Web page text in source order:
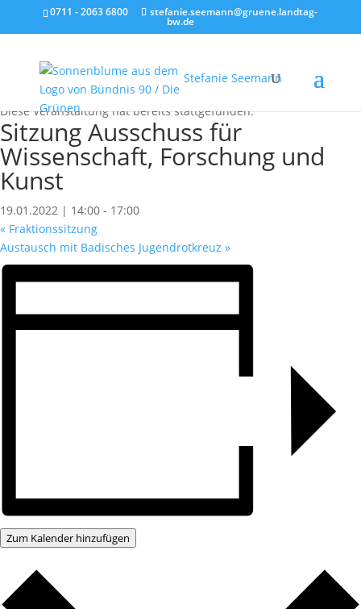
0711 - 2063 6800 stefanie.seemann@gruene.landtag-
bw.de
Stefanie Seemann
« Alle Veranstaltungen
Diese Veranstaltung hat bereits stattgefunden.
Sitzung Ausschuss für
Wissenschaft, Forschung und
Kunst
19.01.2022 | 14:00 - 17:00
« Fraktionssitzung
Austausch mit Badisches Jugendrotkreuz »
Zum Kalender hinzufügen